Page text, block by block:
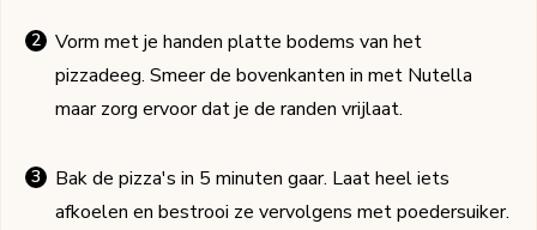
Vorm met je handen platte bodems van het
pizzadeeg. Smeer de bovenkanten in met Nutella
maar zorg ervoor dat je de randen vrijlaat.
Bak de pizza's in 5 minuten gaar. Laat heel iets
afkoelen en bestrooi ze vervolgens met poedersuiker.